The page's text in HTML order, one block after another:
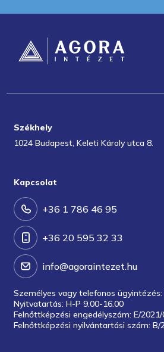
Székhely
1024 Budapest, Keleti Károly utca 8.
Kapcsolat
+36 1 786 46 95
+36 20 595 32 33
info@agoraintezet.hu
Személyes vagy telefonos
Nyitvatartás: H-P 9.00-16.00
Felnőttképzési engedélyszám: E/
Felnőttképzési nyilvántartási szám: B/